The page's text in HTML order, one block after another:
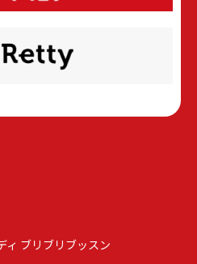
ィ ブリブリブッスン